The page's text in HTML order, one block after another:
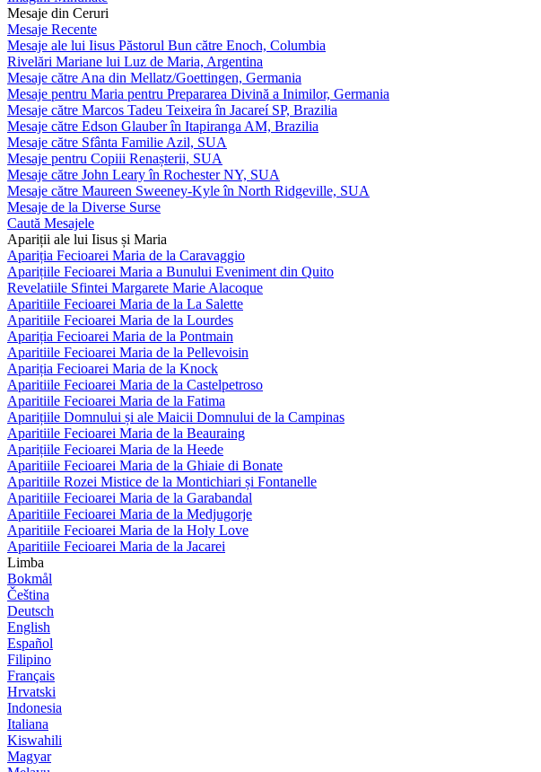
Mesaje din Ceruri
Mesaje Recente
Mesaje ale lui Iisus Păstorul Bun către Enoch, Columbia
Rivelări Mariane lui Luz de Maria, Argentina
Mesaje către Ana din Mellatz/Goettingen, Germania
Mesaje pentru Maria pentru Prepararea Divină a Inimilor, Germania
Mesaje către Marcos Tadeu Teixeira în Jacareí SP, Brazilia
Mesaje către Edson Glauber în Itapiranga AM, Brazilia
Mesaje către Sfânta Familie Azil, SUA
Mesaje pentru Copiii Renașterii, SUA
Mesaje către John Leary în Rochester NY, SUA
Mesaje către Maureen Sweeney-Kyle în North Ridgeville, SUA
Mesaje de la Diverse Surse
Caută Mesajele
Apariții ale lui Iisus și Maria
Apariția Fecioarei Maria de la Caravaggio
Aparițiile Fecioarei Maria a Bunului Eveniment din Quito
Revelatiile Sfintei Margarete Marie Alacoque
Aparitiile Fecioarei Maria de la La Salette
Aparitiile Fecioarei Maria de la Lourdes
Apariția Fecioarei Maria de la Pontmain
Aparitiile Fecioarei Maria de la Pellevoisin
Apariția Fecioarei Maria de la Knock
Aparitiile Fecioarei Maria de la Castelpetroso
Aparitiile Fecioarei Maria de la Fatima
Aparițiile Domnului și ale Maicii Domnului de la Campinas
Aparitiile Fecioarei Maria de la Beauraing
Aparițiile Fecioarei Maria de la Heede
Aparitiile Fecioarei Maria de la Ghiaie di Bonate
Aparitiile Rozei Mistice de la Montichiari și Fontanelle
Aparitiile Fecioarei Maria de la Garabandal
Aparitiile Fecioarei Maria de la Medjugorje
Aparitiile Fecioarei Maria de la Holy Love
Aparitiile Fecioarei Maria de la Jacarei
Limba
Bokmål
Čeština
Deutsch
English
Español
Filipino
Français
Hrvatski
Indonesia
Italiana
Kiswahili
Magyar